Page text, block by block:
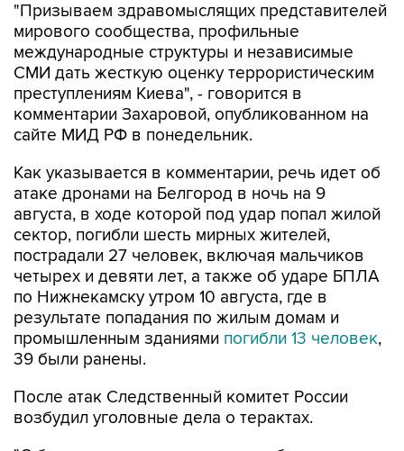
"Призываем здравомыслящих представителей
мирового сообщества, профильные
международные структуры и независимые
СМИ дать жесткую оценку террористическим
преступлениям Киева", - говорится в
комментарии Захаровой, опубликованном на
сайте МИД РФ в понедельник.
Как указывается в комментарии, речь идет об
атаке дронами на Белгород в ночь на 9
августа, в ходе которой под удар попал жилой
сектор, погибли шесть мирных жителей,
пострадали 27 человек, включая мальчиков
четырех и девяти лет, а также об ударе БПЛА
по Нижнекамску утром 10 августа, где в
результате попадания по жилым домам и
промышленным зданиями погибли 13 человек,
39 были ранены.
После атак Следственный комитет России
возбудил уголовные дела о терактах.